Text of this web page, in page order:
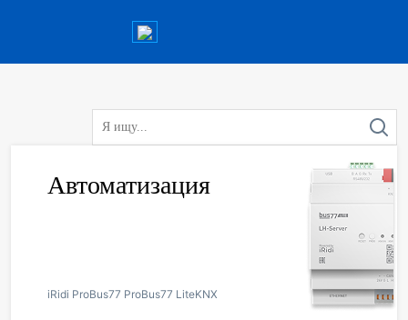
Автоматизация
iRidi ProBus77 ProBus77 LiteKNX